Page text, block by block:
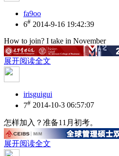
fa9oo
6# 2014-9-16 19:42:39
How to join? I take in November
展开阅读全文
irisguigui
7# 2014-10-3 06:57:07
怎样加入？准备11月初考。
展开阅读全文